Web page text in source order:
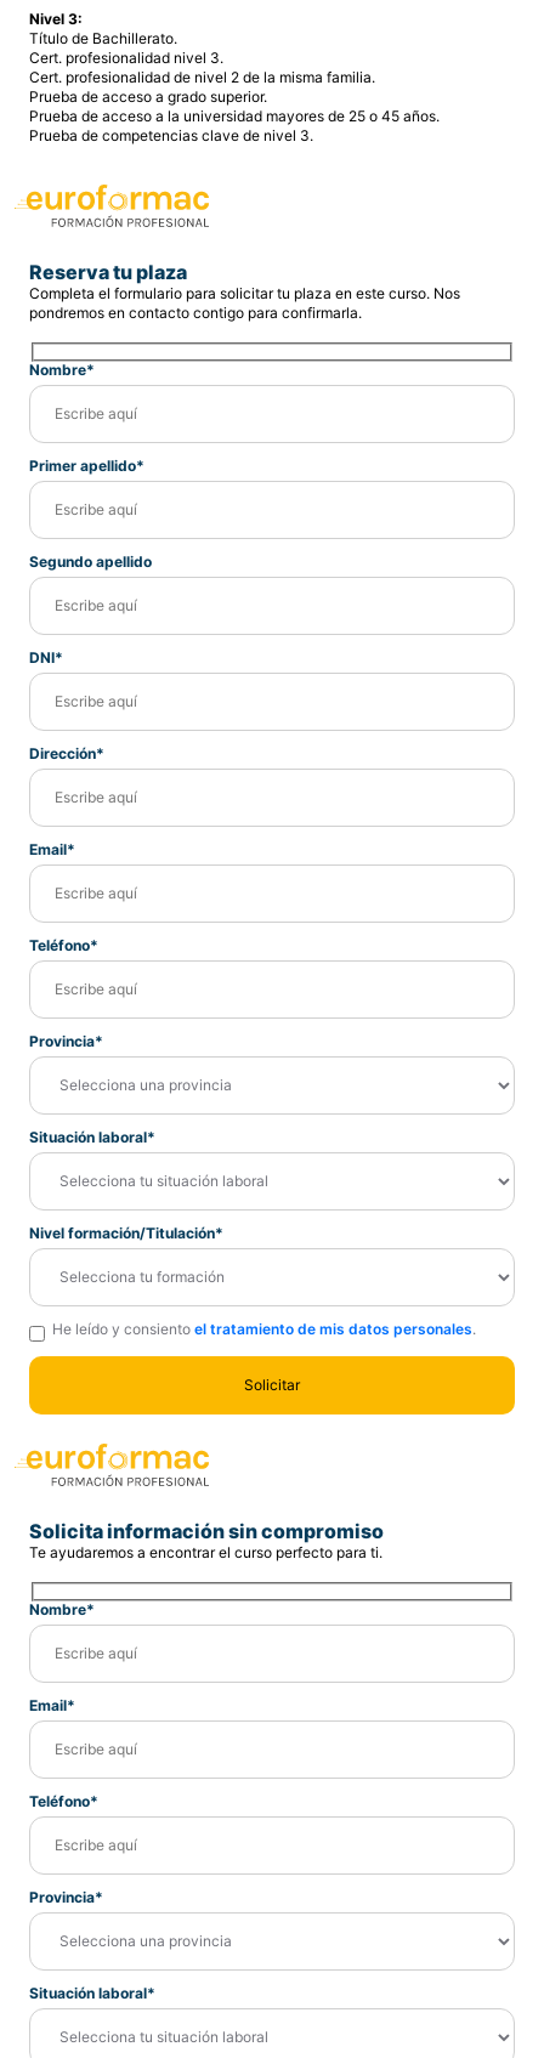
Nivel 3:
Título de Bachillerato.
Cert. profesionalidad nivel 3.
Cert. profesionalidad de nivel 2 de la misma familia.
Prueba de acceso a grado superior.
Prueba de acceso a la universidad mayores de 25 o 45 años.
Prueba de competencias clave de nivel 3.
Reserva tu plaza
Completa el formulario para solicitar tu plaza en este curso. Nos
pondremos en contacto contigo para confirmarla.
Nombre*
Primer apellido*
Segundo apellido
DNI*
Dirección*
Email*
Teléfono*
Provincia*
Situación laboral*
Nivel formación/Titulación*
He leído y consiento el tratamiento de mis datos personales.
Solicita información sin compromiso
Te ayudaremos a encontrar el curso perfecto para ti.
Nombre*
Email*
Teléfono*
Provincia*
Situación laboral*